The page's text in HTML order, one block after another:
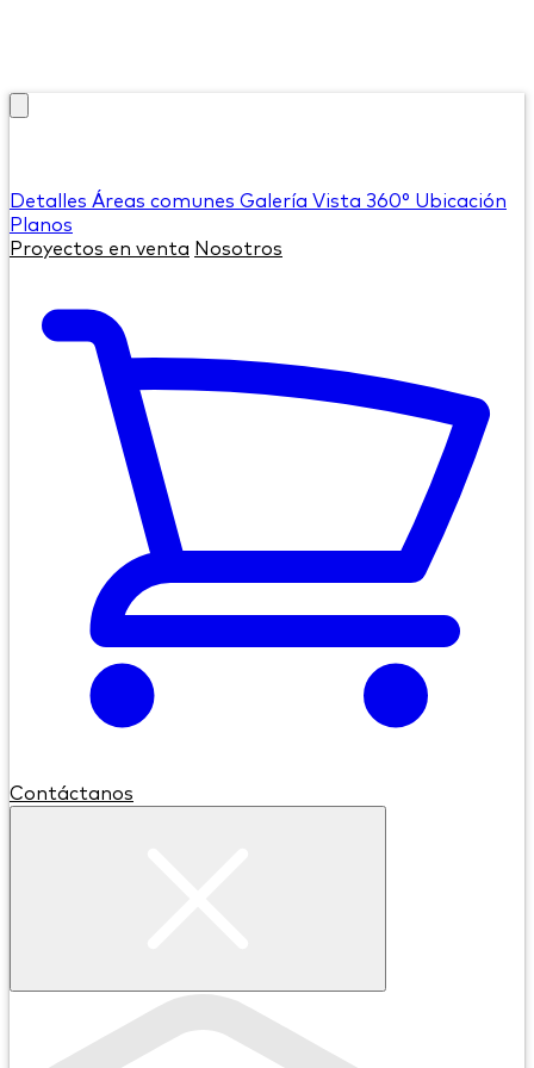
Detalles Áreas comunes Galería Vista 360° Ubicación
Planos
Proyectos en venta Nosotros
Contáctanos